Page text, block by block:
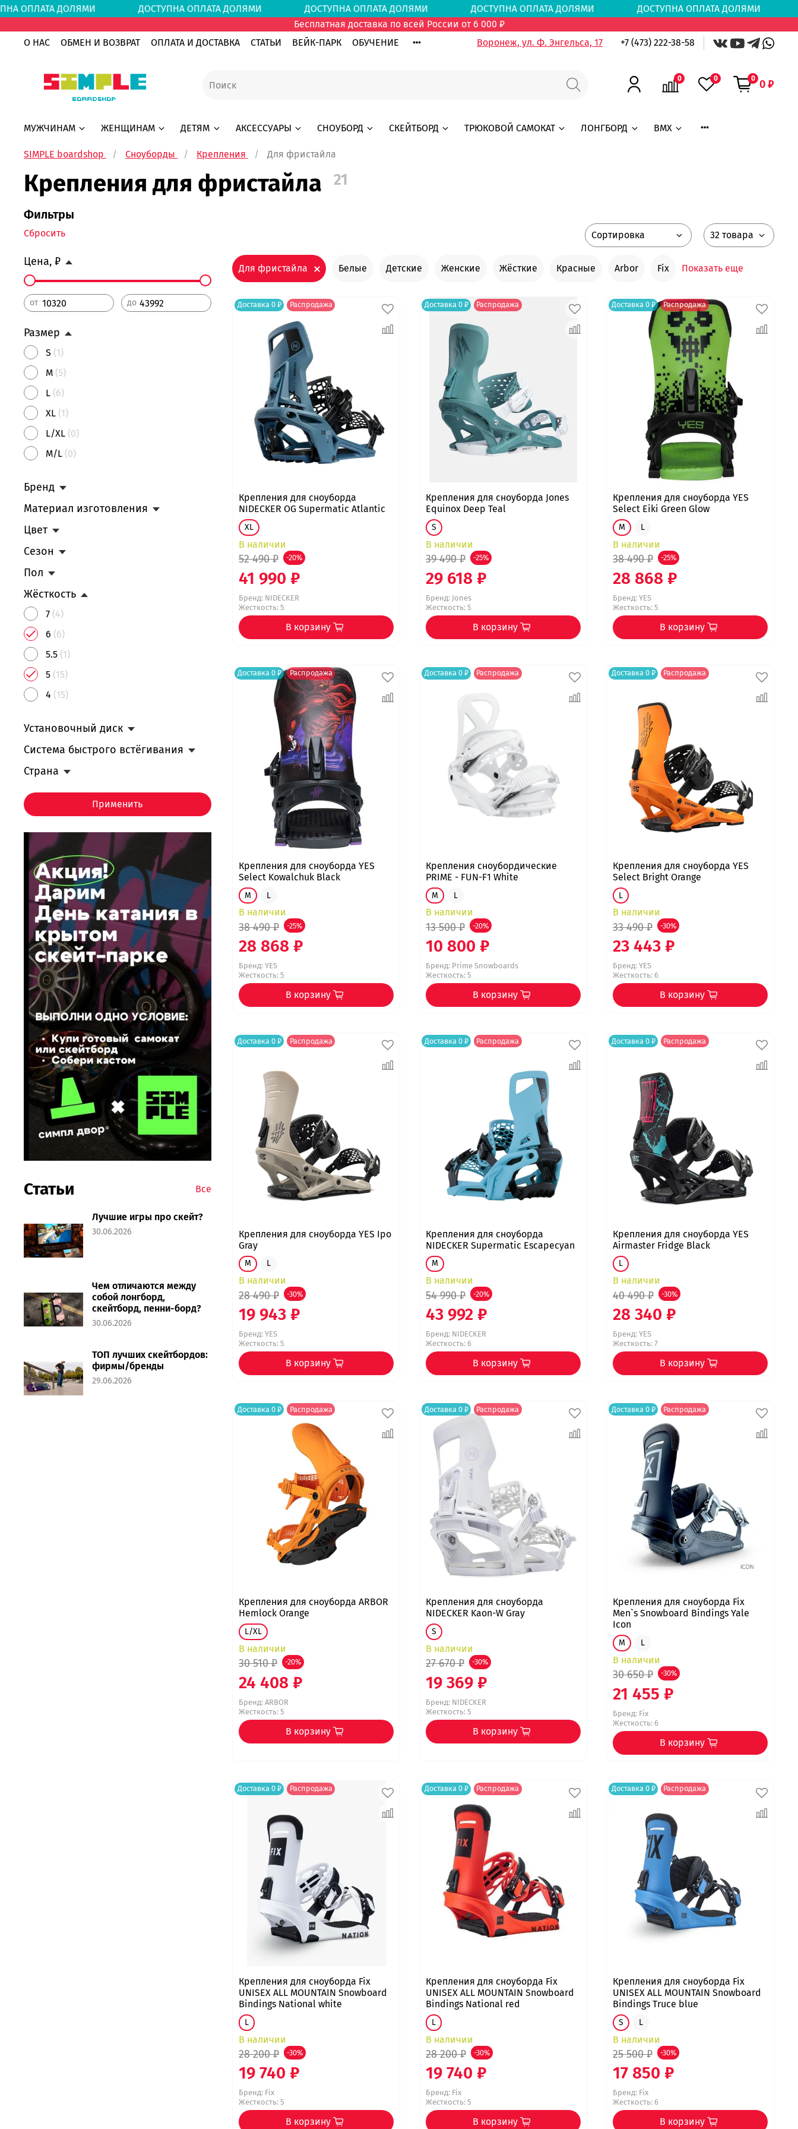
ОПЛАТА ДОЛЯМИ ДОСТУПНА ОПЛАТА ДОЛЯМИ ДОСТУПНА ОПЛАТА ДОЛЯМИ ДОСТУПНА ОПЛАТА ДОЛЯМИ ДОСТУПНА ОПЛАТА ДОЛЯМИ
Бесплатная доставка по всей России от 6 000 ₽
О НАС
ОБМЕН И ВОЗВРАТ ОПЛАТА И ДОСТАВКА СТАТЬИ ВЕЙК-ПАРК ОБУЧЕНИЕ Воронеж, ул. Ф. Энгельса, 17 +7 (473) 222-38-58
0 0 0 0 ₽
МУЖЧИНАМ ЖЕНЩИНАМ ДЕТЯМ АКСЕССУАРЫ СНОУБОРД СКЕЙТБОРД ТРЮКОВОЙ САМОКАТ ЛОНГБОРД BMX
SIMPLE boardshop Сноуборды Крепления Для фристайла
Крепления для фристайла 21
Для фристайла Белые Детские Женские Жёсткие Красные Arbor Fix Показать еще
Доставка 0 ₽ Распродажа
Крепления для сноуборда
NIDECKER OG Supermatic Atlantic
XL
В наличии
52 490 ₽ -20%
41 990 ₽
Бренд: NIDECKER
Жесткость: 5
В корзину
Доставка 0 ₽ Распродажа
Крепления для сноуборда Jones
Equinox Deep Teal
S
В наличии
39 490 ₽ -25%
29 618 ₽
Бренд: Jones
Жесткость: 5
В корзину
Доставка 0 ₽ Распродажа
Крепления для сноуборда YES
Select Eiki Green Glow
M L
В наличии
38 490 ₽ -25%
28 868 ₽
Бренд: YES
Жесткость: 5
В корзину
Доставка 0 ₽ Распродажа
Крепления для сноуборда YES
Select Kowalchuk Black
M L
В наличии
38 490 ₽ -25%
28 868 ₽
Бренд: YES
Жесткость: 5
В корзину
Доставка 0 ₽ Распродажа
Крепления сноубордические
PRIME - FUN-F1 White
M L
В наличии
13 500 ₽ -20%
10 800 ₽
Бренд: Prime Snowboards
Жесткость: 5
В корзину
Доставка 0 ₽ Распродажа
Крепления для сноуборда YES
Select Bright Orange
L
В наличии
33 490 ₽ -30%
23 443 ₽
Бренд: YES
Жесткость: 6
В корзину
Доставка 0 ₽ Распродажа
Крепления для сноуборда YES Ipo
Gray
M L
В наличии
28 490 ₽ -30%
19 943 ₽
Бренд: YES
Жесткость: 5
В корзину
Доставка 0 ₽ Распродажа
Крепления для сноуборда
NIDECKER Supermatic Escapecyan
M
В наличии
54 990 ₽ -20%
43 992 ₽
Бренд: NIDECKER
Жесткость: 6
В корзину
Доставка 0 ₽ Распродажа
Крепления для сноуборда YES
Airmaster Fridge Black
L
В наличии
40 490 ₽ -30%
28 340 ₽
Бренд: YES
Жесткость: 7
В корзину
Доставка 0 ₽ Распродажа
Крепления для сноуборда ARBOR
Hemlock Orange
L/XL
В наличии
30 510 ₽ -20%
24 408 ₽
Бренд: ARBOR
Жесткость: 5
В корзину
Доставка 0 ₽ Распродажа
Крепления для сноуборда
NIDECKER Kaon-W Gray
S
В наличии
27 670 ₽ -30%
19 369 ₽
Бренд: NIDECKER
Жесткость: 5
В корзину
Доставка 0 ₽ Распродажа
Крепления для сноуборда Fix
Men`s Snowboard Bindings Yale
Icon
M L
В наличии
30 650 ₽ -30%
21 455 ₽
Бренд: Fix
Жесткость: 6
В корзину
Доставка 0 ₽ Распродажа
Крепления для сноуборда Fix
UNISEX ALL MOUNTAIN Snowboard
Bindings National white
L
В наличии
28 200 ₽ -30%
19 740 ₽
Бренд: Fix
Жесткость: 5
В корзину
Доставка 0 ₽ Распродажа
Крепления для сноуборда Fix
UNISEX ALL MOUNTAIN Snowboard
Bindings National red
L
В наличии
28 200 ₽ -30%
19 740 ₽
Бренд: Fix
Жесткость: 5
В корзину
Доставка 0 ₽ Распродажа
Крепления для сноуборда Fix
UNISEX ALL MOUNTAIN Snowboard
Bindings Truce blue
S L
В наличии
25 500 ₽ -30%
17 850 ₽
Бренд: Fix
Жесткость: 6
В корзину
Фильтры
Сбросить
Цена, ₽
от до
Размер
S (1)
M (5)
L (6)
XL (1)
L/XL (0)
M/L (0)
Бренд
Материал изготовления
Цвет
Сезон
Пол
Жёсткость
7 (4)
6 (6)
5.5 (1)
5 (15)
4 (15)
Установочный диск
Система быстрого встёгивания
Страна
Применить
Статьи Все
Лучшие игры про скейт?
30.06.2026
Чем отличаются между
собой лонгборд,
скейтборд, пенни-борд?
30.06.2026
ТОП лучших скейтбордов:
фирмы/бренды
29.06.2026